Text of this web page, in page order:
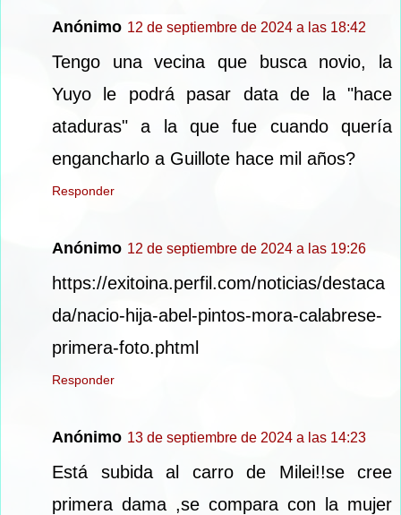
Anónimo 12 de septiembre de 2024 a las 18:42
Tengo una vecina que busca novio, la
Yuyo le podrá pasar data de la "hace
ataduras" a la que fue cuando quería
engancharlo a Guillote hace mil años?
Responder
Anónimo 12 de septiembre de 2024 a las 19:26
https://exitoina.perfil.com/noticias/destaca
da/nacio-hija-abel-pintos-mora-calabrese-
primera-foto.phtml
Responder
Anónimo 13 de septiembre de 2024 a las 14:23
Está subida al carro de Milei!!se cree
primera dama ,se compara con la mujer